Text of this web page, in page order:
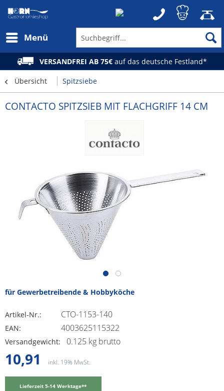
Menü
VERSANDFREI AB 75€ auf das deutsche Festland*
Übersicht Spitzsiebe
CONTACTO SPITZSIEB MIT FLACHGRIFF 14 CM
für Gewerbetreibende & Hobbyköche
Artikel-Nr.: CTO-1153-140
EAN: 4003625115322
Versandgewicht: 0.125 kg brutto
10,91 inkl. 19% MwSt.
Lieferzeit 5-14 Werktage**